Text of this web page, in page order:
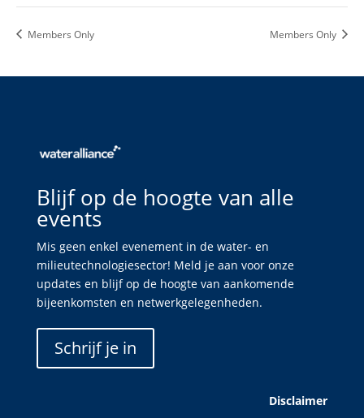
Members Only Members Only
Blijf op de hoogte van alle
events
Mis geen enkel evenement in de water- en
milieutechnologiesector! Meld je aan voor onze
updates en blijf op de hoogte van aankomende
bijeenkomsten en netwerkgelegenheden.
Schrijf je in
Disclaimer